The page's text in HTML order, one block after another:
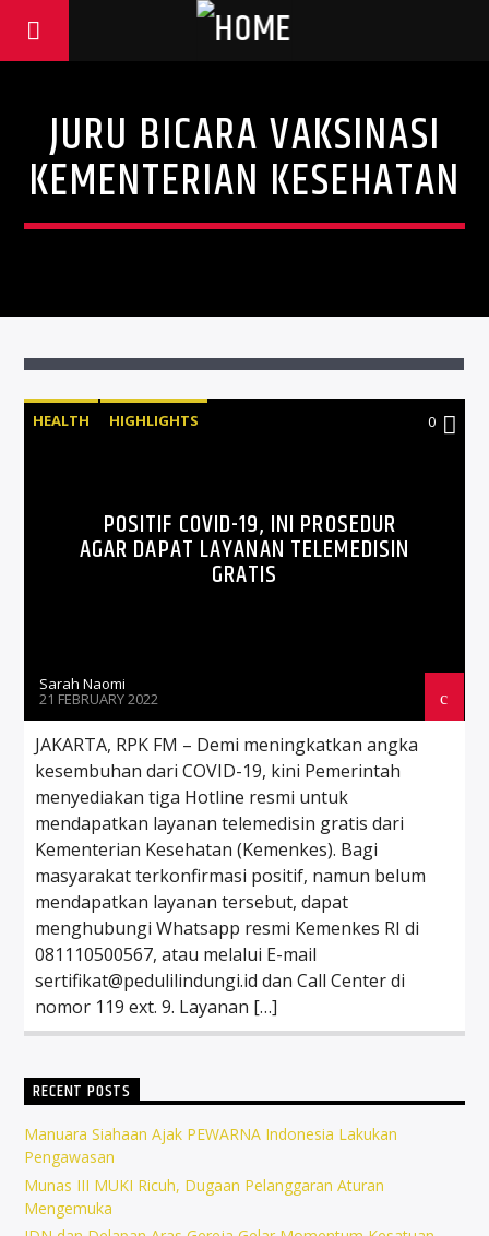
JURU BICARA VAKSINASI
KEMENTERIAN KESEHATAN
HEALTH HIGHLIGHTS 0
POSITIF COVID-19, INI PROSEDUR
AGAR DAPAT LAYANAN TELEMEDISIN
GRATIS
Sarah Naomi
21 FEBRUARY 2022
JAKARTA, RPK FM – Demi meningkatkan angka
kesembuhan dari COVID-19, kini Pemerintah
menyediakan tiga Hotline resmi untuk
mendapatkan layanan telemedisin gratis dari
Kementerian Kesehatan (Kemenkes). Bagi
masyarakat terkonfirmasi positif, namun belum
mendapatkan layanan tersebut, dapat
menghubungi Whatsapp resmi Kemenkes RI di
081110500567, atau melalui E-mail
sertifikat@pedulilindungi.id dan Call Center di
nomor 119 ext. 9. Layanan […]
RECENT POSTS
Manuara Siahaan Ajak PEWARNA Indonesia Lakukan
Pengawasan
Munas III MUKI Ricuh, Dugaan Pelanggaran Aturan
Mengemuka